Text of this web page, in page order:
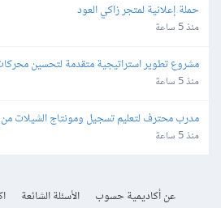
حملة إعلانية لمتجر زاكي العود
منذ 5 ساعة
(Indexing)منذ 5 ساعة
مدرب محترف لتعليم تسجيل ومونتاج الشيلات
منذ 5 ساعة
عن أكاديمية حسوب الأسئلة الشائعة